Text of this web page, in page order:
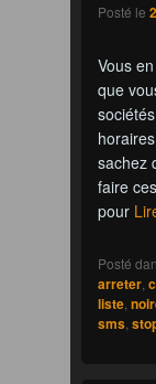
Posté le
Vous
que
sachez
faire
pour
Posté
arreter,
liste,
sms,